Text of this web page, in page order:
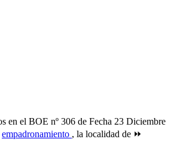
en el BOE nº 306 de Fecha 23 Diciembre
empadronamiento , la localidad de ⏩